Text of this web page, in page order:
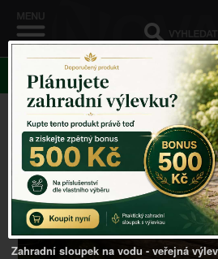
KATEGORIE
Venkovský domov ->ROHOŽKY
>Rohožka venkovní bažant
Zahradní sloupek na vodu - veřejná